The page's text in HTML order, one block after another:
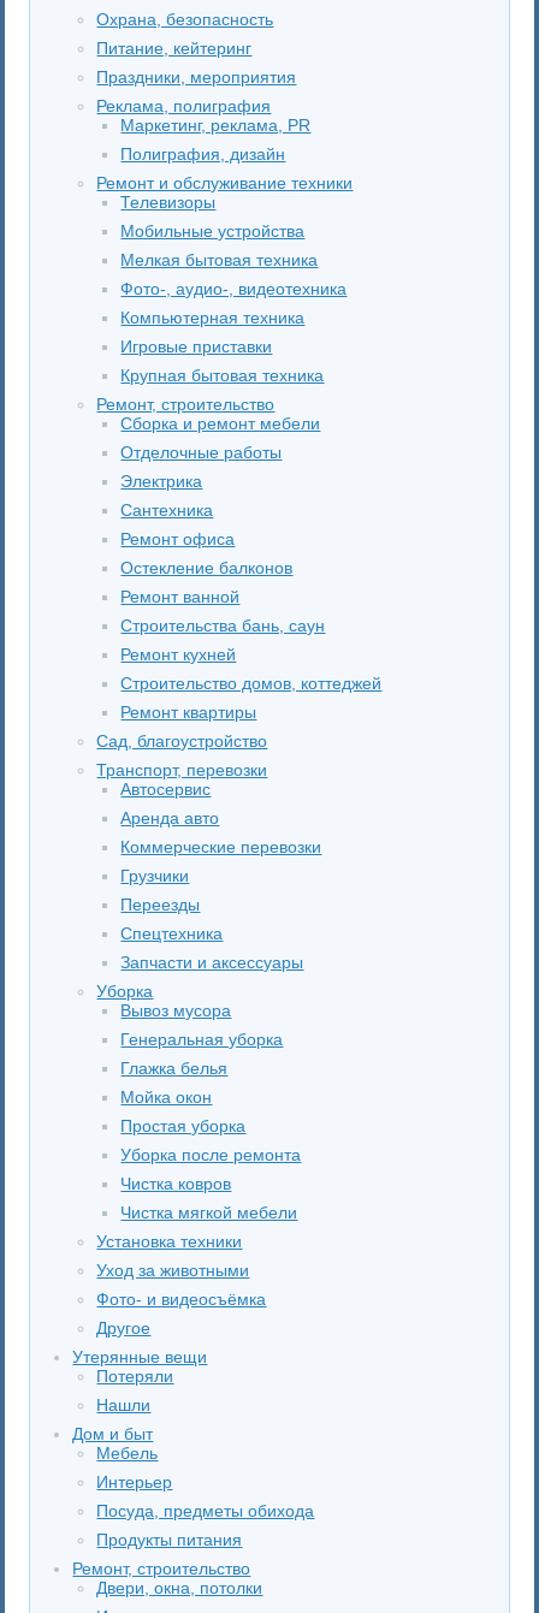
Охрана, безопасность
Питание, кейтеринг
Праздники, мероприятия
Реклама, полиграфия
Маркетинг, реклама, PR
Полиграфия, дизайн
Ремонт и обслуживание техники
Телевизоры
Мобильные устройства
Мелкая бытовая техника
Фото-, аудио-, видеотехника
Компьютерная техника
Игровые приставки
Крупная бытовая техника
Ремонт, строительство
Сборка и ремонт мебели
Отделочные работы
Электрика
Сантехника
Ремонт офиса
Остекление балконов
Ремонт ванной
Строительства бань, саун
Ремонт кухней
Строительство домов, коттеджей
Ремонт квартиры
Сад, благоустройство
Транспорт, перевозки
Автосервис
Аренда авто
Коммерческие перевозки
Грузчики
Переезды
Спецтехника
Запчасти и аксессуары
Уборка
Вывоз мусора
Генеральная уборка
Глажка белья
Мойка окон
Простая уборка
Уборка после ремонта
Чистка ковров
Чистка мягкой мебели
Установка техники
Уход за животными
Фото- и видеосъёмка
Другое
Утерянные вещи
Потеряли
Нашли
Дом и быт
Мебель
Интерьер
Посуда, предметы обихода
Продукты питания
Ремонт, строительство
Двери, окна, потолки